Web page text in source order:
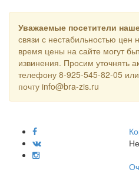
Уважаемые посетители
связи с нестабильностью цен
время цены на сайте могут
извинения. Просим уточнять
телефону 8-925-545-82-05
почту info@bra-zis.ru